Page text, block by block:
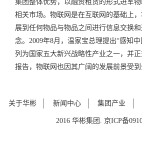
集团整体优势，以融资租赁的形式进军
相关市场。物联网是在互联网的基础上
展到任何物品与物品之间进行信息交换
念。2009年8月，温家宝总理提出“感知
列为国家五大新兴战略性产业之一，并
报告，物联网也因其广阔的发展前景受到
关于华彬 新闻中心 集团产业
2016 华彬集团. 京ICP备